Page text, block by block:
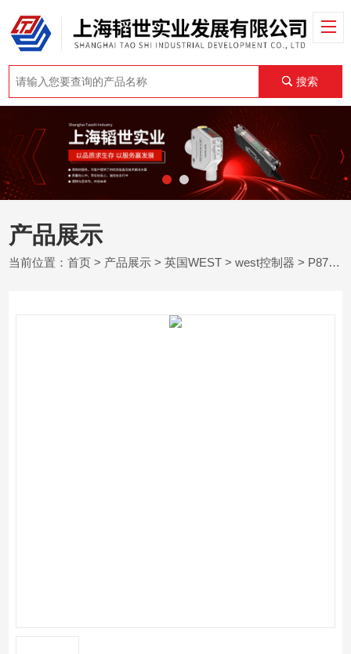
搜索
产品展示
当前位置：首页 > 产品展示 >英国WEST >west控制器 > P8700英国west温度控制器